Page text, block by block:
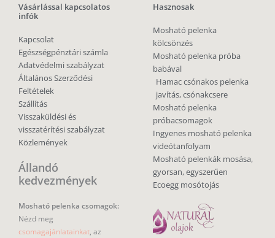
Vásárlással kapcsolatos
infók
Kapcsolat
Egészségpénztári számla
Adatvédelmi szabályzat
Általános Szerződési
Feltételek
Szállítás
Visszaküldési és
visszatérítési szabályzat
Közlemények
Állandó
kedvezmények
Mosható pelenka csomagok:
Nézd meg
csomagajánlatainkat, az
Hasznosak
Mosható pelenka
kölcsönzés
Mosható pelenka próba
babával
Hamac csónakos pelenka
javítás, csónakcsere
Mosható pelenka
próbacsomagok
Ingyenes mosható pelenka
videótanfolyam
Mosható pelenkák mosása,
gyorsan, egyszerűen
Ecoegg mosótojás